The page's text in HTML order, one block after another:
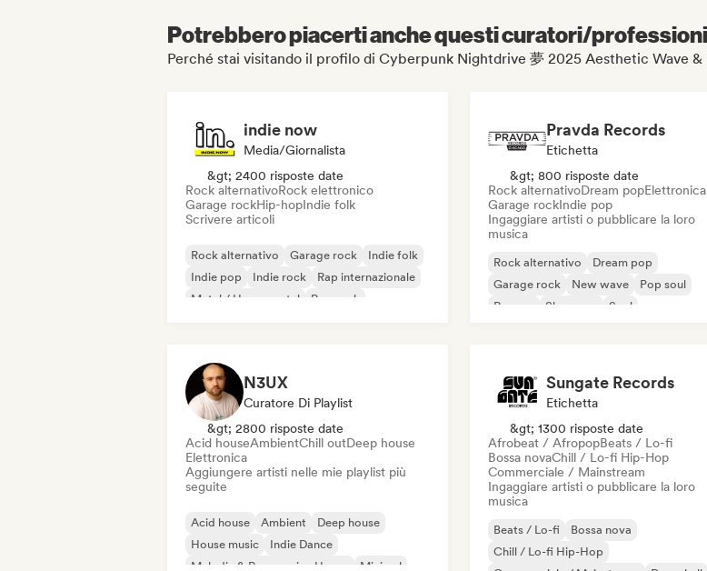
Potrebbero piacerti anche questi curatori/
Perché stai visitando il profilo di Cyberpunk Nightdrive 夢 2025 Aesthetic Wave &
indie now
Media/Giornalista
&gt; 2400 risposte date
Rock alternativoRock elettronico
Garage rockHip-hopIndie folk
Scrivere articoli
Rock alternativo Garage rock
Indie folk
Indie pop
Indie rock
Rap internazionale
Metal / Heavy metal
Pop rock
Pravda Records
Etichetta
&gt; 800 risposte date
Rock alternativoDream popElettronica
Garage rockIndie pop
Ingaggiare artisti o pubblicare la loro
musica
Rock alternativo
Dream pop
Garage rock
New wave
Pop soul
Reggae
Shoegaze Soul
N3UX
Curatore Di Playlist
&gt; 2800 risposte date
Acid houseAmbientChill outDeep house
Elettronica
Aggiungere artisti nelle mie playlist più
seguite
Acid house Ambient
Deep house
House music
Indie Dance
Melodic & Progressive House
Minimal
Sungate Records
Etichetta
&gt; 1300 risposte date
Afrobeat / AfropopBeats / Lo-fi
Bossa novaChill / Lo-fi Hip-Hop
Commerciale / Mainstream
Ingaggiare artisti o pubblicare la loro
musica
Beats / Lo-fi
Bossa nova
Chill / Lo-fi Hip-Hop